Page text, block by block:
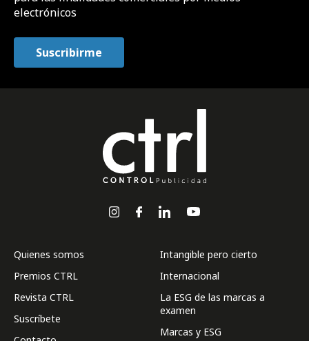
electrónicos
Quienes somos
Premios CTRL
Revista CTRL
Suscríbete
Intangible pero cierto
Internacional
La ESG de las marcas a
examen
Marcas y ESG